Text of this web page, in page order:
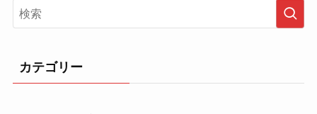
カテゴリー